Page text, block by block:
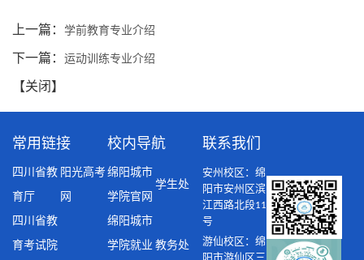
上一篇： 学前教育专业介绍
下一篇： 运动训练专业介绍
【关闭 】
常用链接
四川省教
育厅
阳光高考
网
四川省教
育考试院
校内导航
绵阳城市
学院官网
学生处
绵阳城市
学院就业 教务处
联系我们
安州校区：绵
阳市安州区滨
江西路北段11
号
游仙校区：绵